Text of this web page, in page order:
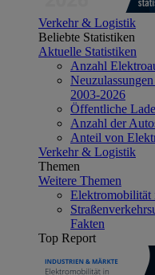
Verkehr & Logistik
Beliebte Statistiken
Aktuelle Statistiken
Anzahl
2003-2026
Öffentliche
Anzahl der
Anteil von
Verkehr & Logistik
Themen
Weitere Themen
Elektromobilität
Fakten
Top Report